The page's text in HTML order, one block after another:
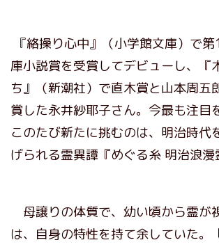
『絡操り心中』（小学館文庫）で
庫小説賞を受賞してデビューし、『
ち』（新潮社）で直木賞と山本周五
賞した永井紗耶子さん。今最も注目
このたび新たに挑むのは、明治時代
げられる霊異譚『めぐる糸 明治浪漫
母譲りの体質で、幼い頃から霊が
は、自身の特性を持て余していた。